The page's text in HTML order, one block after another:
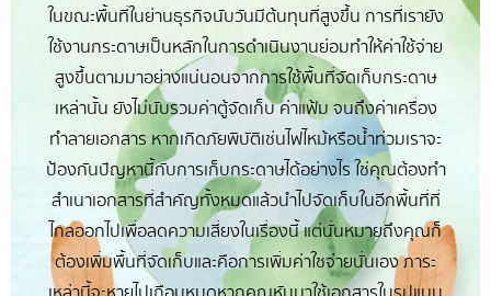
ในขณะพื้นที่ในย่านธุรกิจนับวันมีต้นทุนที่สูงขึ้น การที่เรายัง
ใช้งานกระดาษเป็นหลักในการดำเนินงานย่อมทำให้ค่าใช้จ่าย
สูงขึ้นตามมาอย่างแน่นอนจากการใช้พื้นที่จัดเก็บกระดาษ
เหล่านั้น ยังไม่นับรวมค่าตู้จัดเก็บ ค่าแฟ้ม จนถึงค่าเครื่อง
ทำลายเอกสาร หากเกิดภัยพิบัติเช่นไฟไหม้หรือน้ำท่วมเราจะ
ป้องกันปัญหานี้กับการเก็บกระดาษได้อย่างไร ใช่คุณต้องทำ
สำเนาเอกสารที่สำคัญทั้งหมดแล้วนำไปจัดเก็บในอีกพื้นที่ที่
ไกลออกไปเพื่อลดความเสี่ยงในเรื่องนี้ แต่นั่นหมายถึงคุณก็
ต้องเพิ่มพื้นที่จัดเก็บและคือการเพิ่มค่าใชจ่ายนั่นเอง ภาระ